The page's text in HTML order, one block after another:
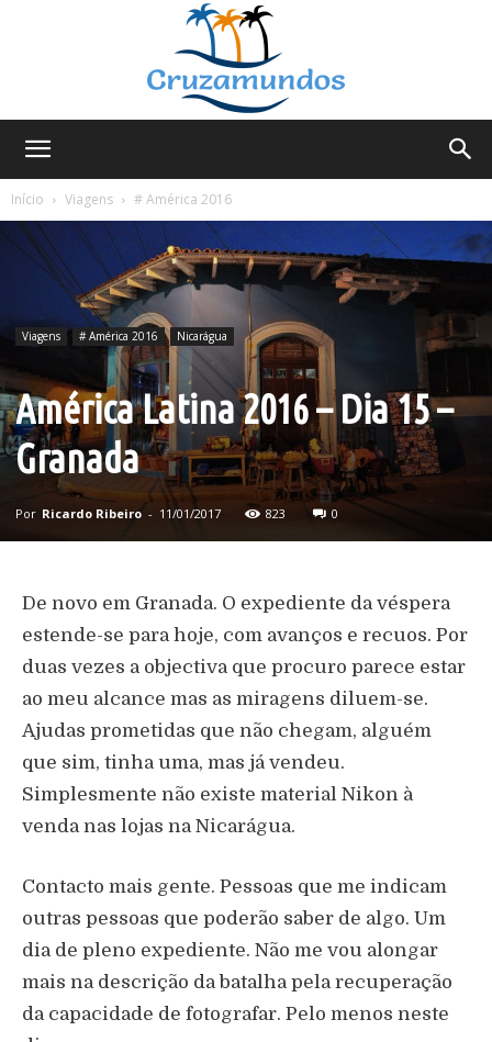
Início
Viagens # América 2016
Viagens # América 2016 Nicarágua
América Latina 2016 – Dia 15 –
Granada
Por Ricardo Ribeiro - 11/01/2017 823 0
De novo em Granada. O expediente da véspera
estende-se para hoje, com avanços e recuos. Por
duas vezes a objectiva que procuro parece estar
ao meu alcance mas as miragens diluem-se.
Ajudas prometidas que não chegam, alguém
que sim, tinha uma, mas já vendeu.
Simplesmente não existe material Nikon à
venda nas lojas na Nicarágua.
Contacto mais gente. Pessoas que me indicam
outras pessoas que poderão saber de algo. Um
dia de pleno expediente. Não me vou alongar
mais na descrição da batalha pela recuperação
da capacidade de fotografar. Pelo menos neste